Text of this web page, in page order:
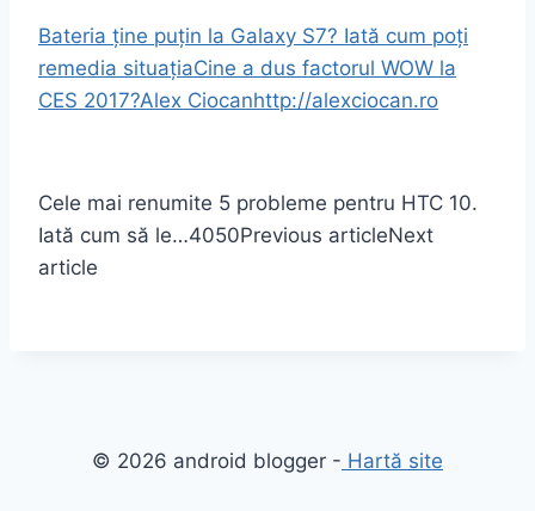
Bateria ține puțin la Galaxy S7? Iată cum poți
remedia situațiaCine a dus factorul WOW la
CES 2017?Alex Ciocanhttp://alexciocan.ro
Cele mai renumite 5 probleme pentru HTC 10.
Iată cum să le…4050Previous articleNext
article
© 2026 android blogger - Hartă site